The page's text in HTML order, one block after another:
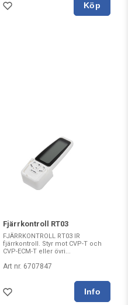
Köp
Fjärrkontroll RT03
FJÄRRKONTROLL RT03 IR
fjärrkontroll. Styr mot CVP-T och
CVP-ECM-T eller övri...
Art nr. 6707847